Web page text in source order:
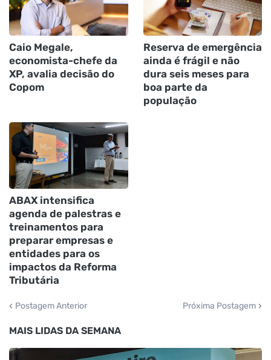
Caio Megale,
economista-chefe da
XP, avalia decisão do
Copom
Reserva de emergência
ainda é frágil e não
dura seis meses para
boa parte da
população
ABAX intensifica
agenda de palestras e
treinamentos para
preparar empresas e
entidades para os
impactos da Reforma
Tributária
Postagem Anterior Próxima Postagem
MAIS LIDAS DA SEMANA